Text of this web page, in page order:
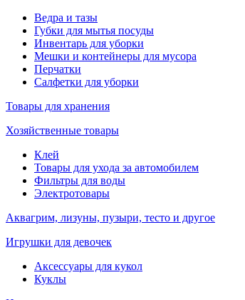
Ведра и тазы
Губки для мытья посуды
Инвентарь для уборки
Мешки и контейнеры для мусора
Перчатки
Салфетки для уборки
Товары для хранения
Хозяйственные товары
Клей
Товары для ухода за автомобилем
Фильтры для воды
Электротовары
Аквагрим, лизуны, пузыри, тесто и другое
Игрушки для девочек
Аксессуары для кукол
Куклы